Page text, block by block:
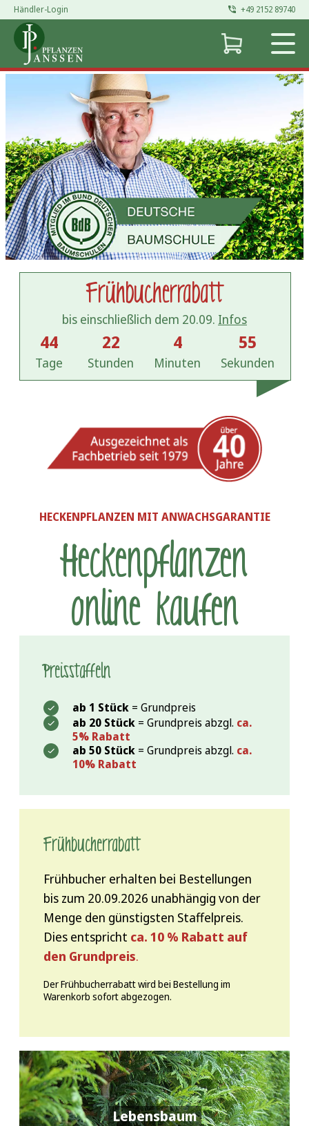
Händler-Login +49 2152 89740
Frühbucherrabatt
bis einschließlich dem 20.09. Infos
44
Tage
22
Stunden
4
Minuten
53
Sekunden
HECKENPFLANZEN MIT ANWACHSGARANTIE
Heckenpflanzen
online kaufen
Lebensbaum
Preisstaffeln
ab 1 Stück = Grundpreis
ab 20 Stück = Grundpreis abzgl. ca.
5% Rabatt
ab 50 Stück = Grundpreis abzgl. ca.
10% Rabatt
Frühbucher­rabatt
Frühbucher erhalten bei Bestellungen
bis zum 20.09.2026 unabhängig von der
Menge den günstigsten Staffelpreis.
Dies entspricht ca. 10 % Rabatt auf
den Grundpreis.
Der Frühbucherrabatt wird bei Bestellung im
Warenkorb sofort abgezogen.